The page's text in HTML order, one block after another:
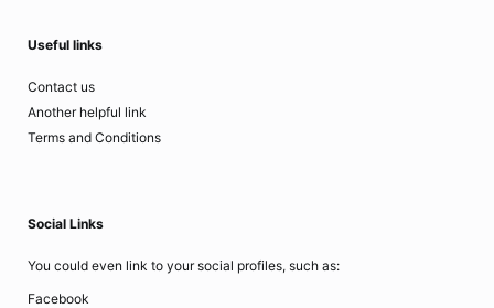
Useful links
Contact us
Another helpful link
Terms and Conditions
Social Links
You could even link to your social profiles, such as:
Facebook